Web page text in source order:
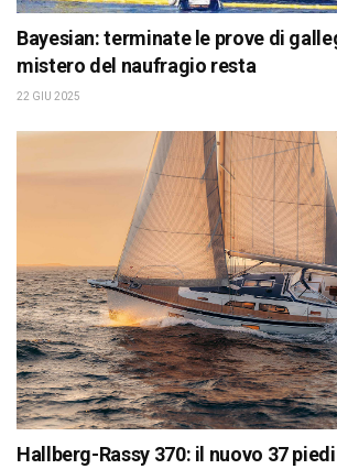
Bayesian: terminate le prove di
mistero del naufragio resta
22 GIU 2025
Hallberg-Rassy 370: il nuovo 37